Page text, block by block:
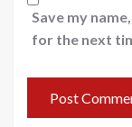
Save my
for the next